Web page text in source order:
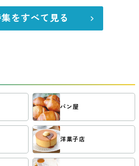
をすべて見る
パン屋
洋菓子店